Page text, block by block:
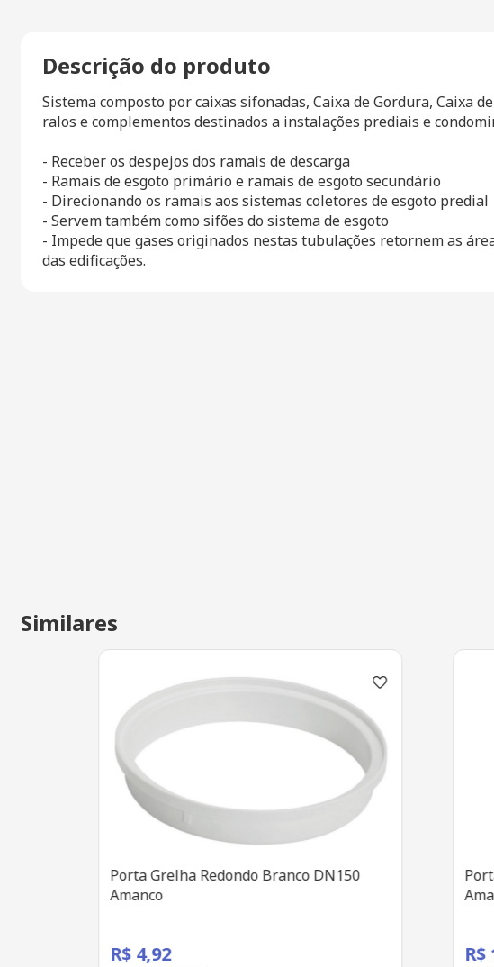
Descrição do produto
Sistema composto por caixas sifonadas, Caixa de Gordura, Caixa
ralos e complementos destinados a instalações prediais e
- Receber os despejos dos ramais de descarga
- Ramais de esgoto primário e ramais de esgoto secundário
- Direcionando os ramais aos sistemas coletores de esgoto predial
- Servem também como sifões do sistema de esgoto
- Impede que gases originados nestas tubulações retornem as
das edificações.
Similares
Porta Grelha Redondo Branco DN150
Amanco
R$ 4,92 R$